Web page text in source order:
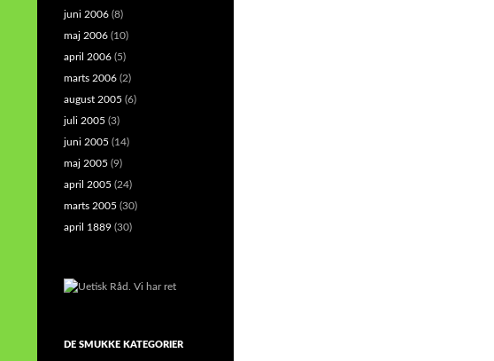
juni 2006 (8)
maj 2006 (10)
april 2006 (5)
marts 2006 (2)
august 2005 (6)
juli 2005 (3)
juni 2005 (14)
maj 2005 (9)
april 2005 (24)
marts 2005 (30)
april 1889 (30)
DE SMUKKE KATEGORIER